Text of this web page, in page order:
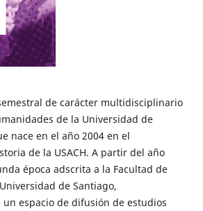
de carácter multidisciplinario
de la Universidad de
nace en el año 2004 en el
de la USACH. A partir del año
época adscrita a la Facultad de
de Santiago,
espacio de difusión de estudios